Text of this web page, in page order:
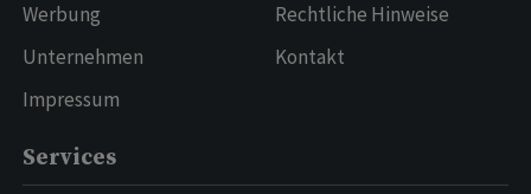
Werbung
Unternehmen
Impressum
Rechtliche Hinweise
Kontakt
Services